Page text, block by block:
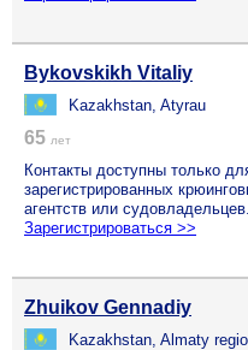
Bykovskikh Vitaliy
Kazakhstan, Atyrau
65 лет
Контакты доступны только
зарегистрированных
агентств или судовладельцев.
Зарегистрироваться >>
Zhuikov Gennadiy
Kazakhstan, Almaty